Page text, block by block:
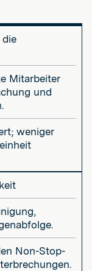
Mitarbeiter
und
weniger
Non-Stop-